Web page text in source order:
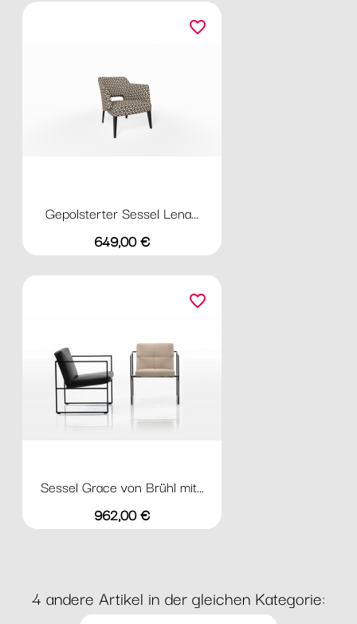
Gepolsterter Sessel Lena...
Preis
649,00 €
favorite_border
Sessel Grace von Brühl mit...
Preis
962,00 €
favorite_border
4 andere Artikel in der gleichen Kategorie: